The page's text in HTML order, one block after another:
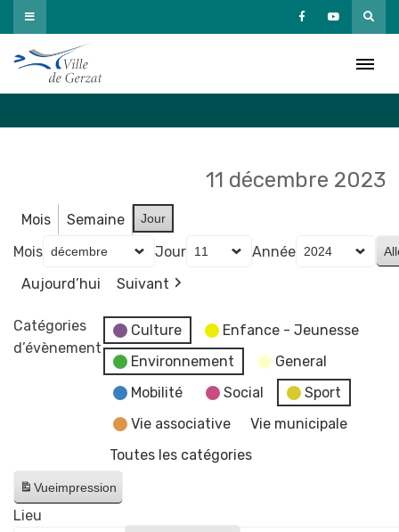
Passer
au
contenu
11 décembre 2023
Mois Semaine Jour
Mois Jour
Année
Aujourd’hui
Suivant
Catégories
d’évènement
Culture
Enfance - Jeunesse
Environnement
General
Mobilité
Social
Sport
Vie associative
Vie municipale
Toutes les catégories
Vueimpression
Lieu